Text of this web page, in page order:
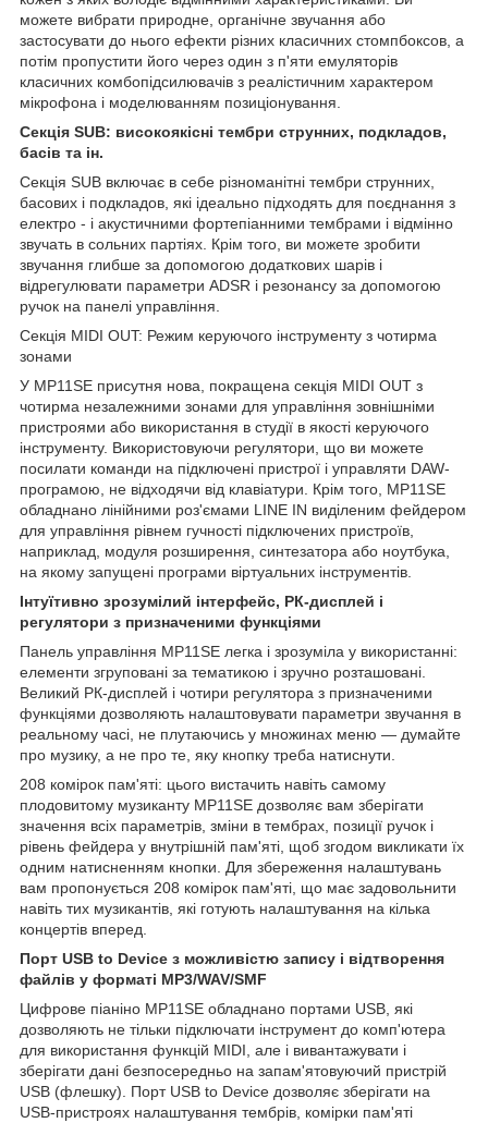
можете вибрати природне, органічне звучання або
застосувати до нього ефекти різних класичних стомпбоксов, а
потім пропустити його через один з п'яти емуляторів
класичних комбопідсилювачів з реалістичним характером
мікрофона і моделюванням позиціонування.
Секція SUB: високоякісні тембри струнних, подкладов,
басів та ін.
Секція SUB включає в себе різноманітні тембри струнних,
басових і подкладов, які ідеально підходять для поєднання з
електро - і акустичними фортепіанними тембрами і відмінно
звучать в сольних партіях. Крім того, ви можете зробити
звучання глибше за допомогою додаткових шарів і
відрегулювати параметри ADSR і резонансу за допомогою
ручок на панелі управління.
Секція MIDI OUT: Режим керуючого інструменту з чотирма
зонами
У MP11SE присутня нова, покращена секція MIDI OUT з
чотирма незалежними зонами для управління зовнішніми
пристроями або використання в студії в якості керуючого
інструменту. Використовуючи регулятори, що ви можете
посилати команди на підключені пристрої і управляти DAW-
програмою, не відходячи від клавіатури. Крім того, МР11ЅЕ
обладнано лінійними роз'ємами LINE IN виділеним фейдером
для управління рівнем гучності підключених пристроїв,
наприклад, модуля розширення, синтезатора або ноутбука,
на якому запущені програми віртуальних інструментів.
Інтуїтивно зрозумілий інтерфейс, РК-дисплей і
регулятори з призначеними функціями
Панель управління MP11SE легка і зрозуміла у використанні:
елементи згруповані за тематикою і зручно розташовані.
Великий РК-дисплей і чотири регулятора з призначеними
функціями дозволяють налаштовувати параметри звучання в
реальному часі, не плутаючись у множинах меню — думайте
про музику, а не про те, яку кнопку треба натиснути.
208 комірок пам'яті: цього вистачить навіть самому
плодовитому музиканту МР11ЅЕ дозволяє вам зберігати
значення всіх параметрів, зміни в тембрах, позиції ручок і
рівень фейдера у внутрішній пам'яті, щоб згодом викликати їх
одним натисненням кнопки. Для збереження налаштувань
вам пропонується 208 комірок пам'яті, що має задовольнити
навіть тих музикантів, які готують налаштування на кілька
концертів вперед.
Порт USB to Device з можливістю запису і відтворення
файлів у форматі MP3/WAV/SMF
Цифрове піаніно MP11SE обладнано портами USB, які
дозволяють не тільки підключати інструмент до комп'ютера
для використання функцій MIDI, але і вивантажувати і
зберігати дані безпосередньо на запам'ятовуючий пристрій
USB (флешку). Порт USB to Device дозволяє зберігати на
USB-пристроях налаштування тембрів, комірки пам'яті